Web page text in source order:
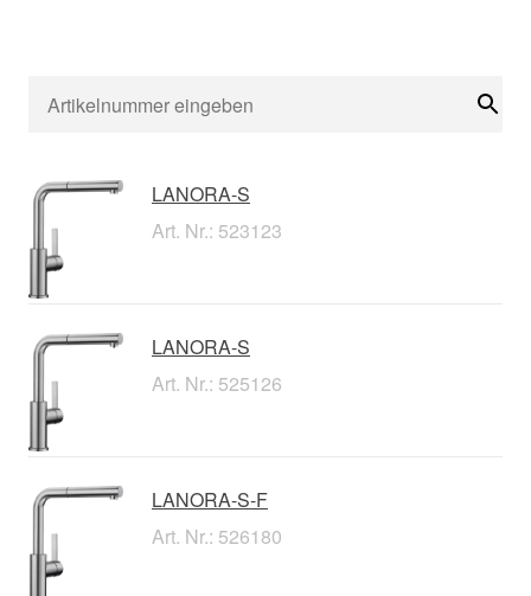
LANORA-S
Art. Nr.: 523123
LANORA-S
Art. Nr.: 525126
LANORA-S-F
Art. Nr.: 526180